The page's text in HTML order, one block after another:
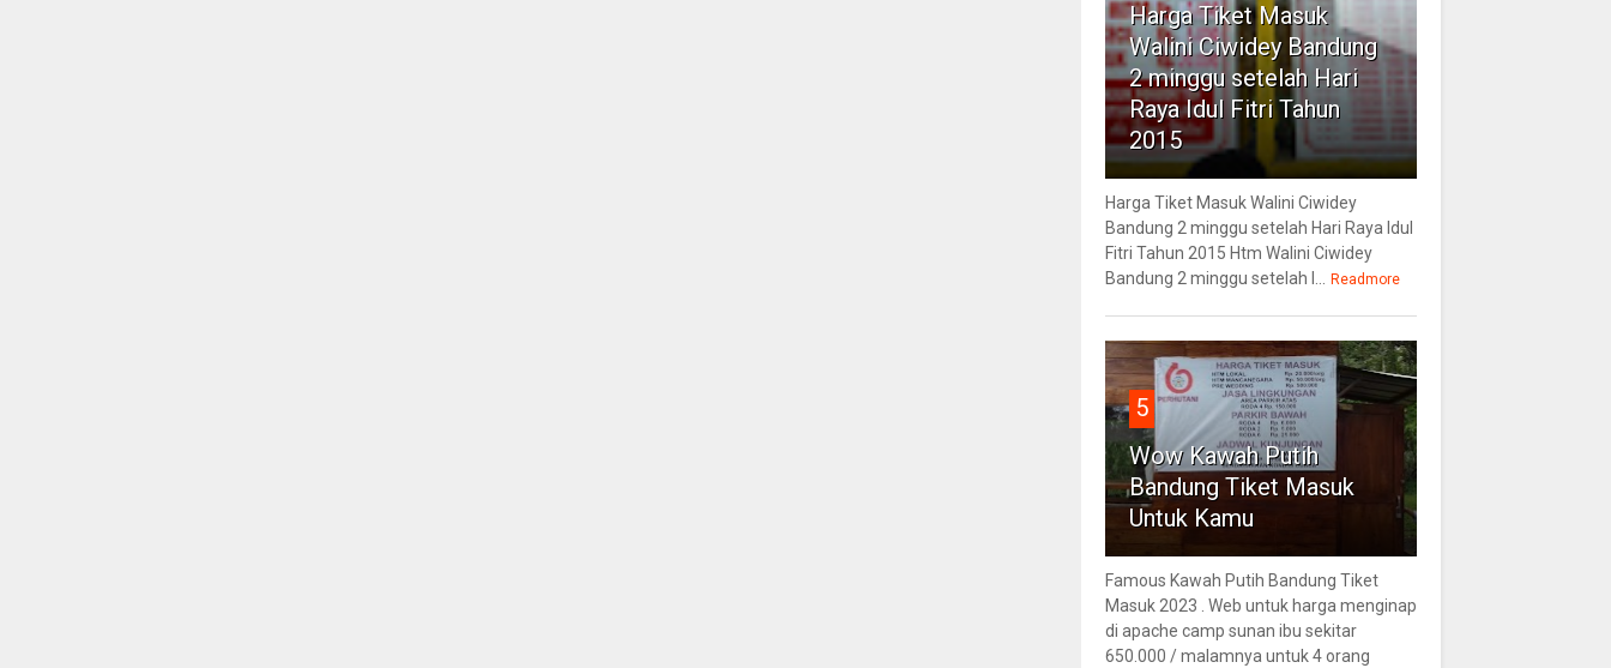
Harga Tiket Masuk
Walini Ciwidey Bandung
2 minggu setelah Hari
Raya Idul Fitri Tahun
2015
Harga Tiket Masuk Walini Ciwidey
Bandung 2 minggu setelah Hari Raya Idul
Fitri Tahun 2015 Htm Walini Ciwidey
Bandung 2 minggu setelah l... Readmore
5
Wow Kawah Putih
Bandung Tiket Masuk
Untuk Kamu
Famous Kawah Putih Bandung Tiket
Masuk 2023 . Web untuk harga menginap
di apache camp sunan ibu sekitar
650.000 / malamnya untuk 4 orang